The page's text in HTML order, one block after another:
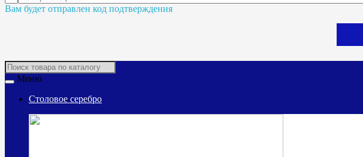
Вам будет отправлен код подтверждения
Меню
Столовое серебро